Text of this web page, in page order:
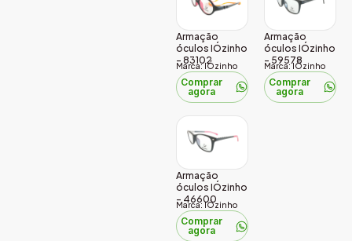
Armação
óculos IÓzinho
– 83102
Marca: IÓzinho
Comprar
agora
Armação
óculos IÓzinho
– 59578
Marca: IÓzinho
Comprar
agora
Armação
óculos IÓzinho
– 46600
Marca: IÓzinho
Comprar
agora